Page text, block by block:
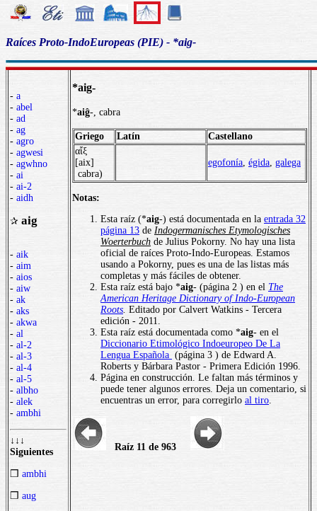
Raíces Proto-IndoEuropeas (PIE) - *aig-
- a
- abel
- ad
- ag
- agro
- agwesi
- agwhno
- ai
- ai-2
- aidh
✰ aig
- aik
- aim
- aios
- aiw
- ak
- aks
- akwa
- al
- al-2
- al-3
- al-4
- al-5
- albho
- alek
- ambhi
↓↓↓
Siguientes
❒ ambhi
❒ aug
*aig-
*aiĝ-, cabra
Griego Latín
Castellano
αἴξ
[aix]
cabra)
egofonía égida galega
Notas:
Esta raíz (*aig-) está documentada en la entrada 32
página 13 de Indogermanisches Etymologisches
Woerterbuch de Julius Pokorny. No hay una lista
oficial de raíces Proto-Indo-Europeas. Estamos
usando a Pokorny, pues es una de las listas más
completas y más fáciles de obtener.
Esta raíz está bajo *aig- (página 2 ) en el The
American Heritage Dictionary of Indo-European
Roots Editado por Calvert Watkins - Tercera
edición - 2011.
Esta raíz está documentada como *aig- en el
Diccionario Etimológico Indoeuropeo De La
Lengua Española (página 3 ) de Edward A.
Roberts y Bárbara Pastor - Primera Edición 1996.
Página en construcción. Le faltan más términos y
puede tener algunos errores. Deja un comentario, si
encuentras un error, para corregirlo al tiro
Raíz 11 de 963